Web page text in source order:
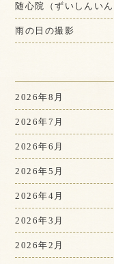
随心院（ずいしんいん
雨の日の撮影
2026年8月
2026年7月
2026年6月
2026年5月
2026年4月
2026年3月
2026年2月